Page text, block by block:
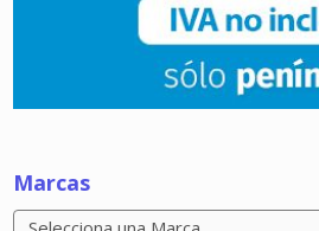
Marcas